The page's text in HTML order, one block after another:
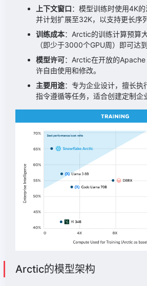
上下文窗口：模型训练时使用4K的
并计划扩展至32K，以支持更长序
训练成本：Arctic的训练计算预算
（即少于3000个GPU周）即可达
模型许可：Arctic在开放的
许自由使用和修改。
主要用途：专为企业设计，擅长执
指令遵循等任务，适合创建定制企
Arctic的模型架构